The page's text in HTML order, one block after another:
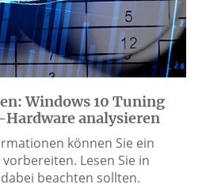
Windows 10 Tuning
analysieren
können Sie ein
Lesen Sie in
beachten sollten.